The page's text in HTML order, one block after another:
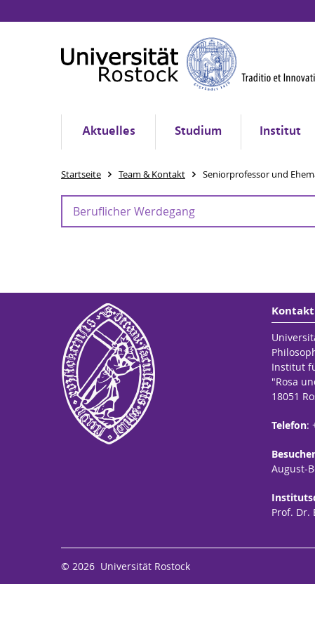
Aktuelles Studium Institut
Startseite Team & Kontakt Seniorprofessor und
Beruflicher Werdegang
Kontakt
Institut
"Rosa
18051
Telefon:
August-
Prof. Dr.
© 2026 Universität Rostock